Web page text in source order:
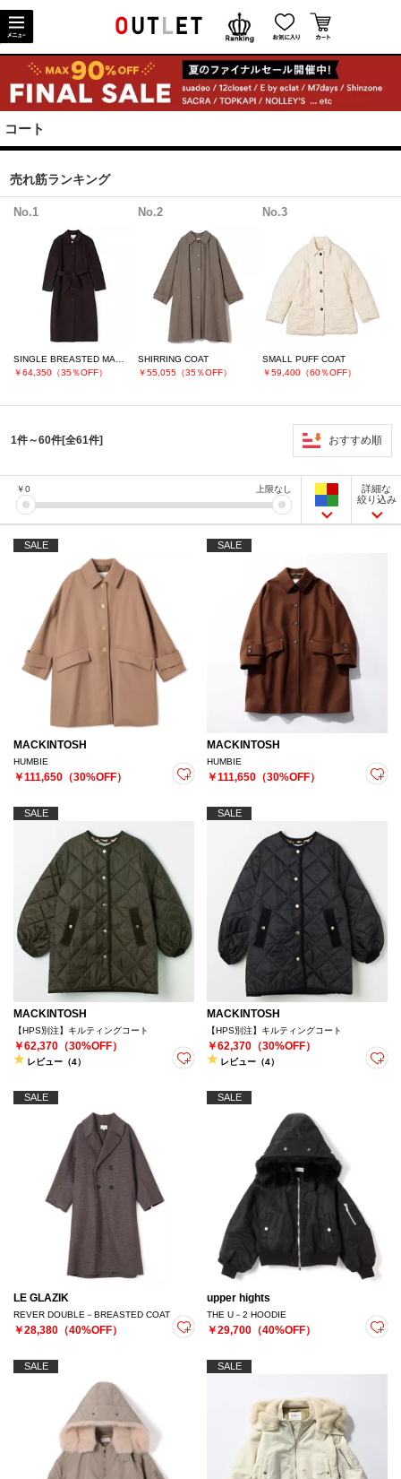
コート
売れ筋ランキング
No.1
￥64,350（35％OFF）
No.2
SHIRRING COAT
￥55,055（35％OFF）
No.3
SMALL PUFF COAT
￥59,400（60％OFF）
1件～60件[全61件] おすすめ順
￥0 上限なし
詳細な
絞り込み
SALE
MACKINTOSH
HUMBIE
￥111,650（30%OFF）
SALE
MACKINTOSH
HUMBIE
￥111,650（30%OFF）
SALE
MACKINTOSH
【HPS別注】キルティングコート
￥62,370（30%OFF）
レビュー（4）
SALE
MACKINTOSH
【HPS別注】キルティングコート
￥62,370（30%OFF）
レビュー（4）
SALE
LE GLAZIK
REVER DOUBLE－BREASTED COAT
￥28,380（40%OFF）
SALE
upper hights
THE U－2 HOODIE
￥29,700（40%OFF）
SALE SALE